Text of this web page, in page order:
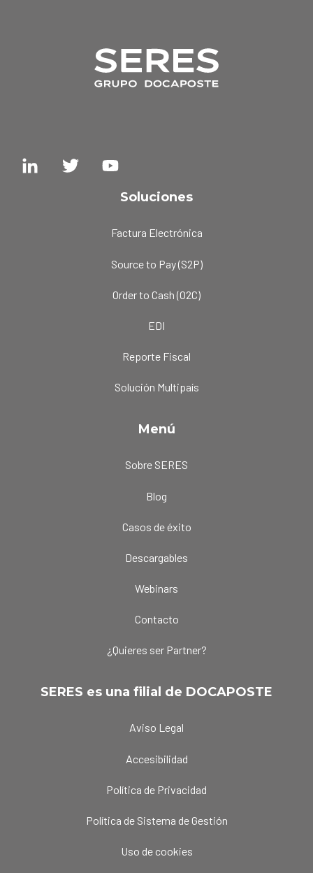
Soluciones
Factura Electrónica
Source to Pay (S2P)
Order to Cash (O2C)
EDI
Reporte Fiscal
Solución Multipaís
Menú
Sobre SERES
Blog
Casos de éxito
Descargables
Webinars
Contacto
¿Quieres ser Partner?
SERES es una filial de DOCAPOSTE
Aviso Legal
Accesibilidad
Política de Privacidad
Política de Sistema de Gestión
Uso de cookies